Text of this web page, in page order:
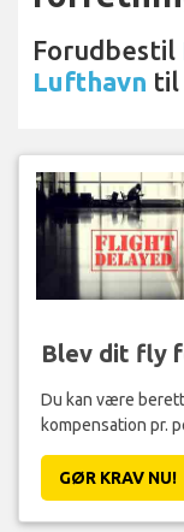
Forudbestil
Lufthavn til
Blev dit fly
Du kan være
kompensation pr.